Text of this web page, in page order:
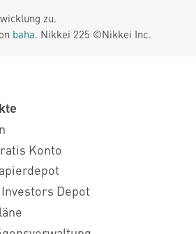
zu.
baha. Nikkei 225 ©Nikkei Inc.
Konto
Investors Depot